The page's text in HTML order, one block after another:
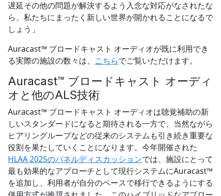
遅延その他の問題が解決するよう入念な対応がなされたな
ら、私たちにまったく新しい世界が開かれることになるで
しょう」
Auracast™ ブロードキャスト オーディオが既に利用でき
る実際の施設の数々は、 こちらでご覧いただけます。
Auracast™ ブロードキャスト オーディ
オと他のALS技術
Auracast™ ブロードキャスト オーディオは聴覚補助の新
しいスタンダードになると期待される一方で、当然ながら
ヒアリングループなどの従来のシステムも引き続き重要な
役割を果たしていくことになります。今年開催された
HLAA 2025のパネルディスカッションでは、施設にとって
最も効果的なアプローチとして現行システムにAuracast™
を追加し、利用者が自分のペースで移行できるようにする